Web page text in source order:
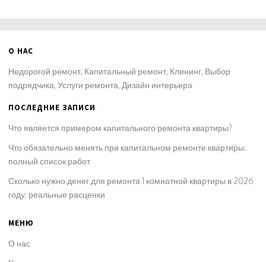
О НАС
Недорогой ремонт, Капитальный ремонт, Клининг, Выбор
подрядчика, Услуги ремонта, Дизайн интерьера
ПОСЛЕДНИЕ ЗАПИСИ
Что является примером капитального ремонта квартиры?
Что обязательно менять при капитальном ремонте квартиры:
полный список работ
Сколько нужно денег для ремонта 1 комнатной квартиры в 2026
году: реальные расценки
МЕНЮ
О нас